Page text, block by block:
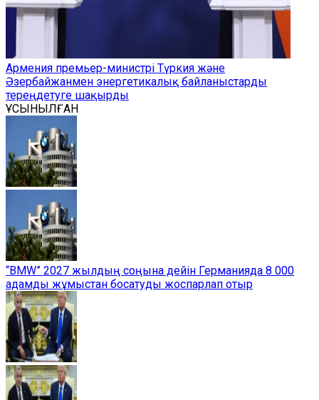
Армения премьер-министрі Түркия және
Әзербайжанмен энергетикалық байланыстарды
тереңдетуге шақырды
ҰСЫНЫЛҒАН
“BMW” 2027 жылдың соңына дейін Германияда 8 000
адамды жұмыстан босатуды жоспарлап отыр